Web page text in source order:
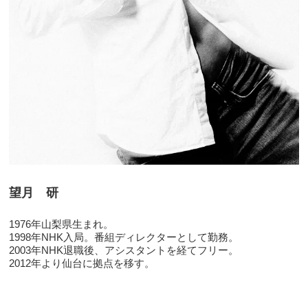
望月 研
1976年山梨県生まれ。
1998年NHK入局。番組ディレクターとして勤務。
2003年NHK退職後、アシスタントを経てフリー。
2012年より仙台に拠点を移す。